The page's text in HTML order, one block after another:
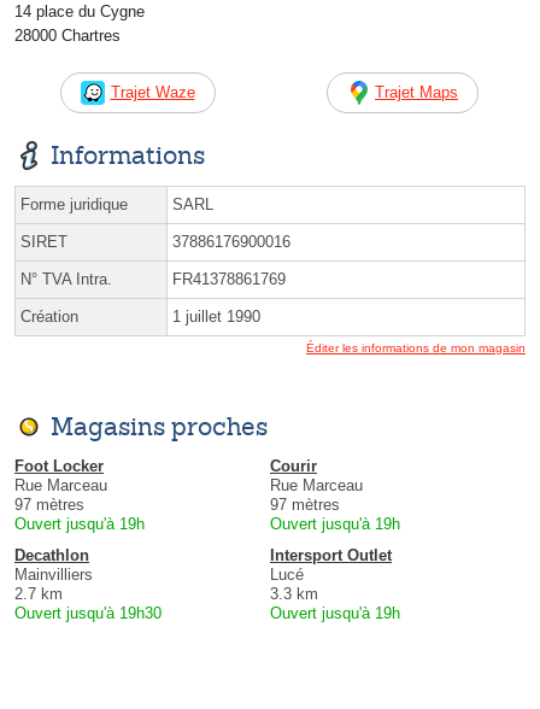
14 place du Cygne
28000 Chartres
Trajet Waze Trajet Maps
Informations
Forme juridique SARL
SIRET 37886176900016
N° TVA Intra. FR41378861769
Création 1 juillet 1990
Éditer les informations de mon magasin
Magasins proches
Foot Locker
Rue Marceau
97 mètres
Ouvert jusqu'à 19h
Courir
Rue Marceau
97 mètres
Ouvert jusqu'à 19h
Decathlon
Mainvilliers
2.7 km
Ouvert jusqu'à 19h30
Intersport Outlet
Lucé
3.3 km
Ouvert jusqu'à 19h